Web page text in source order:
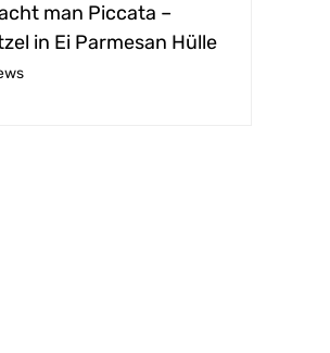
man Piccata –
in Ei Parmesan Hülle